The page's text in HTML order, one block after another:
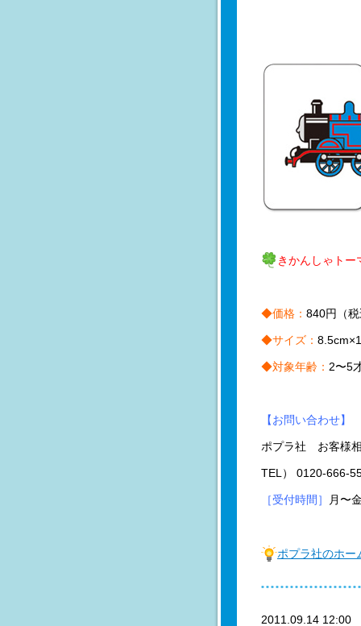
きかんしゃトー
◆価格： 840円（
◆サイズ：
◆対象年齢： 2〜5
【お問い合わせ】
ポプラ社 お客様
TEL） 0120-666-
［受付時間］ 月〜
ポプラ社のホー
2011.09.14